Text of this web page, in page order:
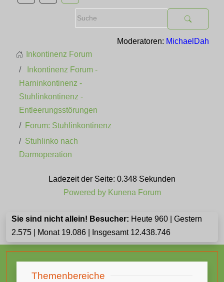
Moderatoren: MichaelDah
Inkontinenz Forum
Inkontinenz Forum -
Harninkontinenz -
Stuhlinkontinenz -
Entleerungsstörungen
Forum: Stuhlinkontinenz
Stuhlinko nach
Darmoperation
Ladezeit der Seite: 0.348 Sekunden
Powered by Kunena Forum
Sie sind nicht allein! Besucher: Heute 960 | Gestern
2.575 | Monat 19.086 | Insgesamt 12.438.746
Themenbereiche